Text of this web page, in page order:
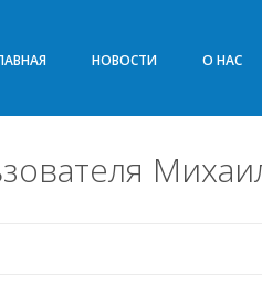
НОВОСТИ О НАС